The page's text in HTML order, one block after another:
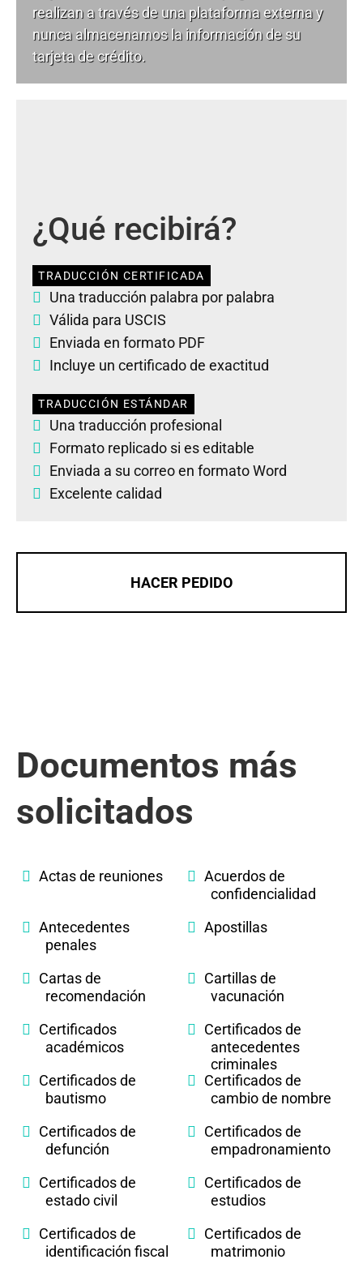
realizan a través de una plataforma externa y
nunca almacenamos la información de su
tarjeta de crédito.
¿Qué recibirá?
TRADUCCIÓN CERTIFICADA
Una traducción palabra por palabra
Válida para USCIS
Enviada en formato PDF
Incluye un certificado de exactitud
TRADUCCIÓN ESTÁNDAR
Una traducción profesional
Formato replicado si es editable
Enviada a su correo en formato Word
Excelente calidad
HACER PEDIDO
Documentos más
solicitados
Actas de reuniones
Acuerdos de
confidencialidad
Antecedentes
penales
Apostillas
Cartas de
recomendación
Cartillas de
vacunación
Certificados
académicos
Certificados de
antecedentes
criminales
Certificados de
bautismo
Certificados de
cambio de nombre
Certificados de
defunción
Certificados de
empadronamiento
Certificados de
estado civil
Certificados de
estudios
Certificados de
identificación fiscal
Certificados de
matrimonio